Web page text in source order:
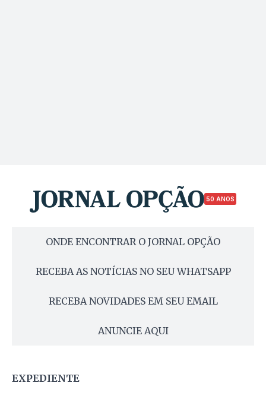
50 ANOS
ONDE ENCONTRAR O JORNAL OPÇÃO
RECEBA AS NOTÍCIAS NO SEU WHATSAPP
RECEBA NOVIDADES EM SEU EMAIL
ANUNCIE AQUI
EXPEDIENTE